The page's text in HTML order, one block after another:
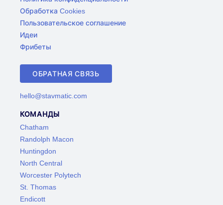
Обработка Cookies
Пользовательское соглашение
Идеи
Фрибеты
ОБРАТНАЯ СВЯЗЬ
hello@stavmatic.com
КОМАНДЫ
Chatham
Randolph Macon
Huntingdon
North Central
Worcester Polytech
St. Thomas
Endicott